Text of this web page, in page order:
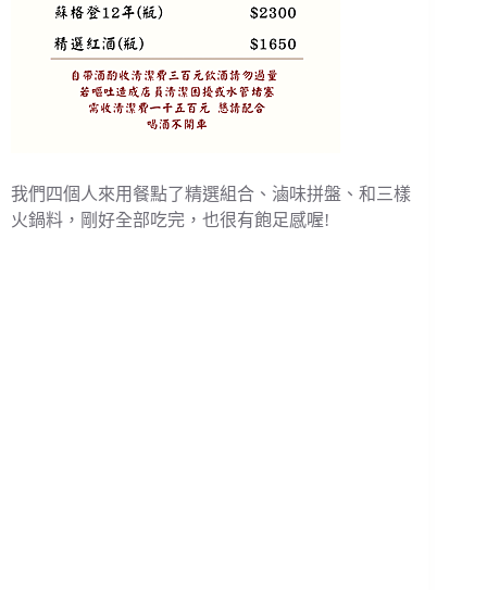
我們四個人來用餐點了精選組合、滷味拼盤、和三樣
火鍋料，剛好全部吃完，也很有飽足感喔!